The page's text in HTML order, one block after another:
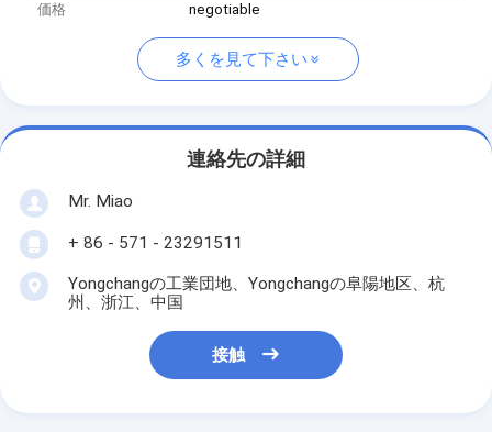
価格
negotiable
多くを見て下さい
連絡先の詳細
Mr. Miao
+ 86 - 571 - 23291511
Yongchangの工業団地、Yongchangの阜陽地区、杭
州、浙江、中国
接触